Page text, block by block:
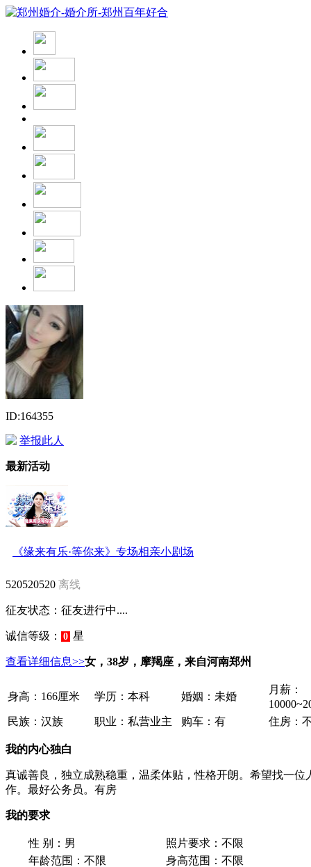
ID:164355
举报此人
最新活动
《缘来有乐·等你来》专场相亲小剧场
520520520 离线
征友状态： 征友进行中....
诚信等级： 0 星
查看详细信息>>女，38岁，摩羯座，来自河南郑州
身高： 166厘米 学历： 本科 婚姻： 未婚
月薪：
民族： 汉族 职业： 私营业主 购车： 有 住房：
我的内心独白
真诚善良，独立成熟稳重，温柔体贴，性格开朗。希望找一
作。最好公务员。有房
我的要求
性 别： 男 照片要求： 不限
年龄范围： 不限 身高范围： 不限